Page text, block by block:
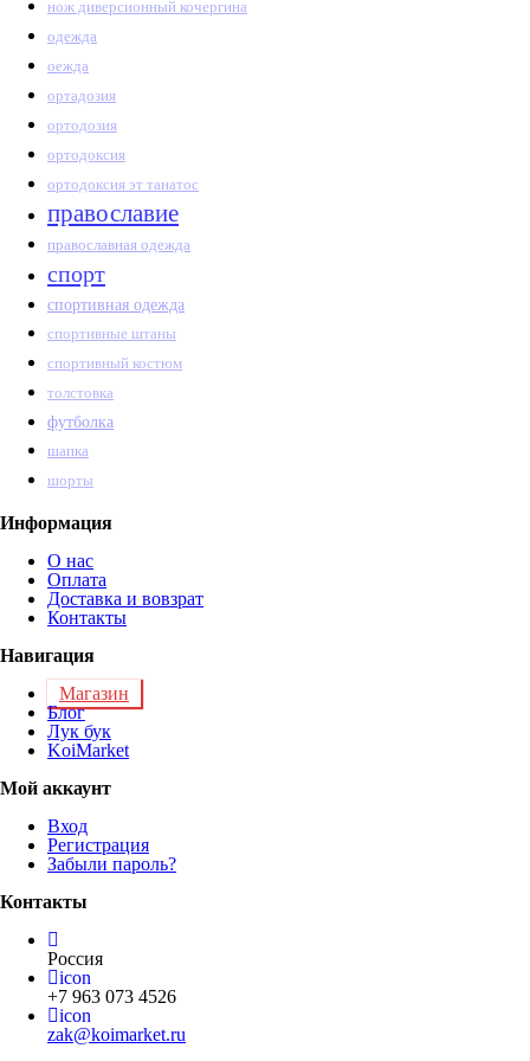
нож диверсионный кочергина
одежда
оежда
ортадозия
ортодозия
ортодоксия
ортодоксия эт танатос
православие
православная одежда
спорт
спортивная одежда
спортивные штаны
спортивный костюм
толстовка
футболка
шапка
шорты
Информация
О нас
Оплата
Доставка и вовзрат
Контакты
Навигация
Магазин
Блог
Лук бук
KoiMarket
Мой аккаунт
Вход
Регистрация
Забыли пароль?
Контакты
Россия
icon
+7 963 073 4526
icon
zak@koimarket.ru